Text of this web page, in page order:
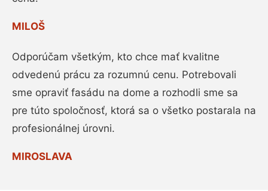
MILOŠ
Odporúčam všetkým, kto chce mať kvalitne
odvedenú prácu za rozumnú cenu. Potrebovali
sme opraviť fasádu na dome a rozhodli sme sa
pre túto spoločnosť, ktorá sa o všetko postarala na
profesionálnej úrovni.
MIROSLAVA